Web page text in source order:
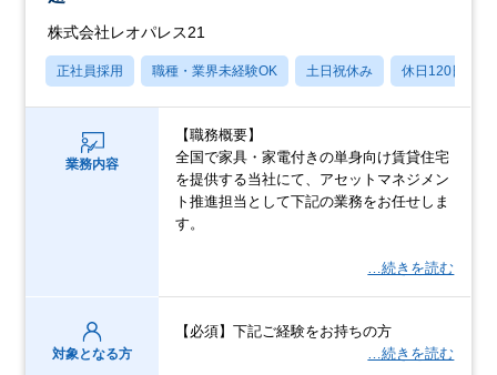
株式会社レオパレス21
正社員採用 職種・業界未経験OK 土日祝休み 休日120日以上
業務内容
【職務概要】
全国で家具・家電付きの単身向け賃貸住宅
を提供する当社にて、アセットマネジメン
ト推進担当として下記の業務をお任せしま
す。
…続きを読む
対象となる方
【必須】下記ご経験をお持ちの方
…続きを読む